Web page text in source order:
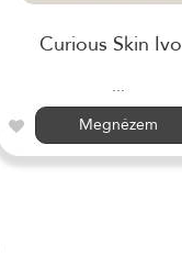
Curious Skin
...
Megnézem